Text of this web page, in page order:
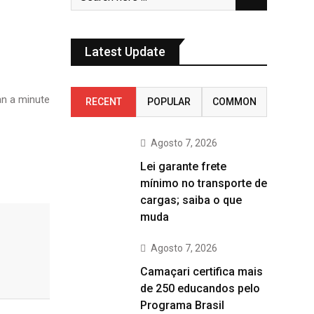
a minute
Latest Update
RECENT POPULAR COMMON
Agosto 7, 2026
Lei garante frete
mínimo no transporte de
cargas; saiba o que
muda
Agosto 7, 2026
Camaçari certifica mais
de 250 educandos pelo
Programa Brasil